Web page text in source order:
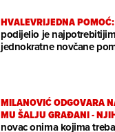
HVALEVRIJEDNA POMOĆ:
podijelio je
jednokratne novčane
MILANOVIĆ ODGOVARA
MU ŠALJU GRAĐANI -
novac onima kojima